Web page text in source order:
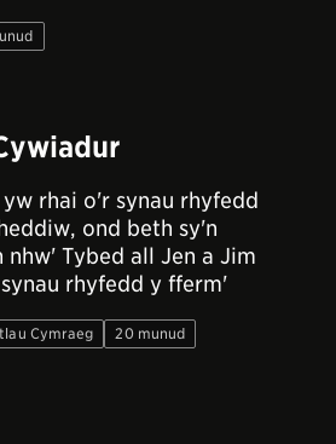
rhai o'r synau rhyfedd
ond beth sy'n
Tybed all Jen a Jim
rhyfedd y fferm'
Cymraeg 20 munud